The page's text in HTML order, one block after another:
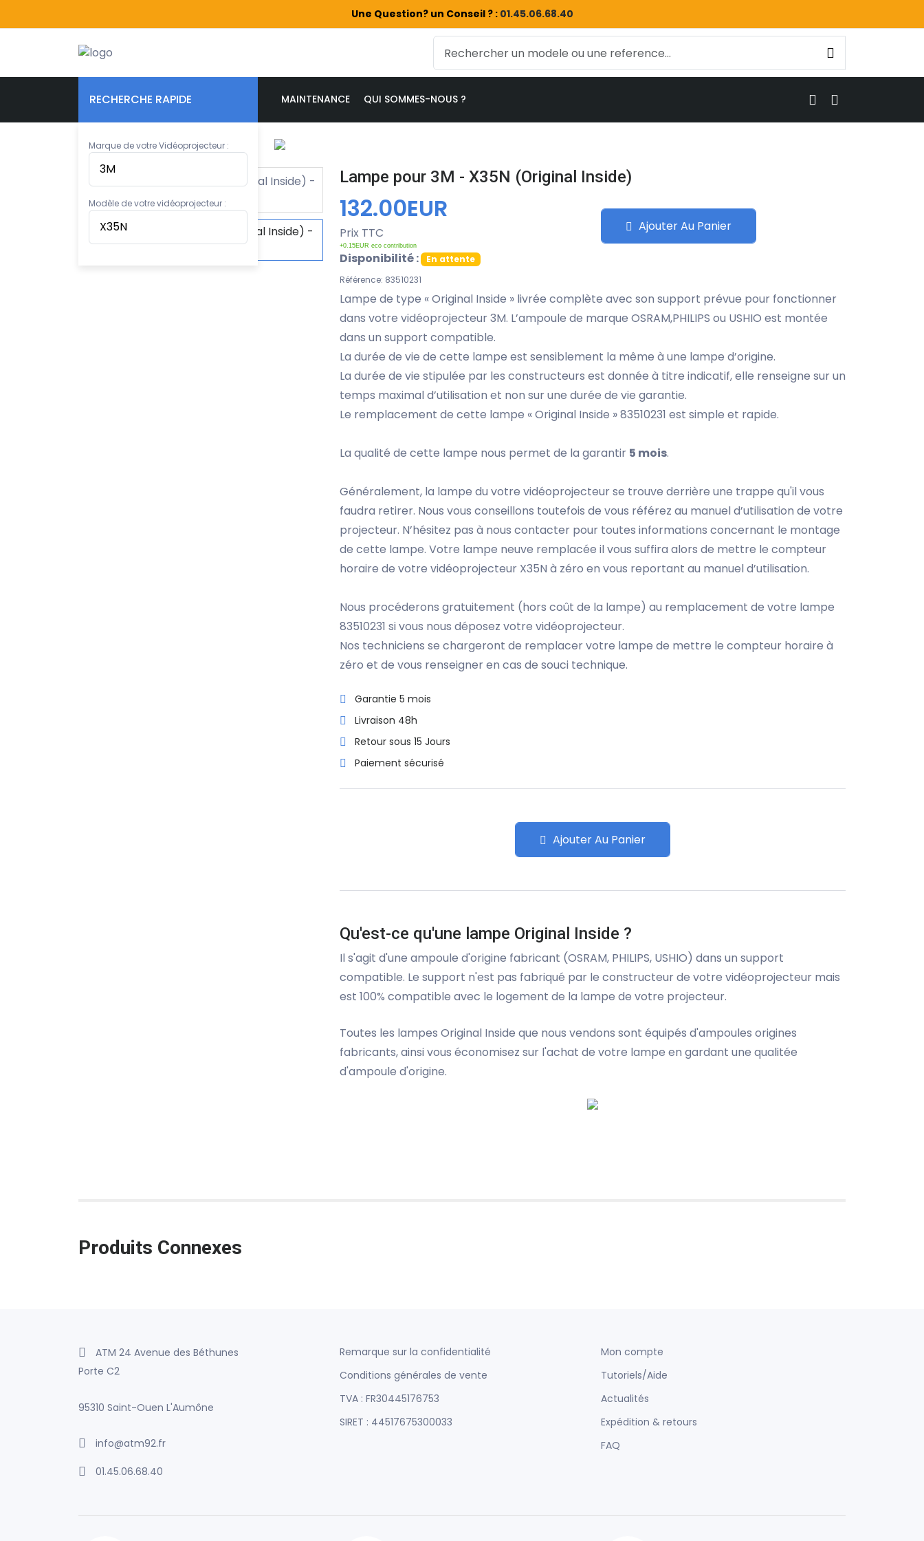
Une Question? un Conseil ? : 01.45.06.68.40
RECHERCHE RAPIDE
Marque de votre Vidéoprojecteur :
Modèle de votre vidéoprojecteur :
MAINTENANCE QUI SOMMES-NOUS ?
Lampe pour 3M - X35N (Original Inside)
132.00EUR
Prix TTC
+0.15EUR eco contribution
Disponibilité :
En attente
Référence: 83510231
Ajouter Au Panier
Lampe de type « Original Inside » livrée complète avec son support prévue pour fonctionner
dans votre vidéoprojecteur 3M. L’ampoule de marque OSRAM,PHILIPS ou USHIO est montée
dans un support compatible.
La durée de vie de cette lampe est sensiblement la même à une lampe d’origine.
La durée de vie stipulée par les constructeurs est donnée à titre indicatif, elle renseigne sur un
temps maximal d’utilisation et non sur une durée de vie garantie.
Le remplacement de cette lampe « Original Inside » 83510231 est simple et rapide.
La qualité de cette lampe nous permet de la garantir 5 mois.
Généralement, la lampe du votre vidéoprojecteur se trouve derrière une trappe qu'il vous
faudra retirer. Nous vous conseillons toutefois de vous référez au manuel d’utilisation de votre
projecteur. N’hésitez pas à nous contacter pour toutes informations concernant le montage
de cette lampe. Votre lampe neuve remplacée il vous suffira alors de mettre le compteur
horaire de votre vidéoprojecteur X35N à zéro en vous reportant au manuel d’utilisation.
Nous procéderons gratuitement (hors coût de la lampe) au remplacement de votre lampe
83510231 si vous nous déposez votre vidéoprojecteur.
Nos techniciens se chargeront de remplacer votre lampe de mettre le compteur horaire à
zéro et de vous renseigner en cas de souci technique.
Garantie 5 mois
Livraison 48h
Retour sous 15 Jours
Paiement sécurisé
Ajouter Au Panier
Qu'est-ce qu'une lampe Original Inside ?
Il s'agit d'une ampoule d'origine fabricant (OSRAM, PHILIPS, USHIO) dans un support
compatible. Le support n'est pas fabriqué par le constructeur de votre vidéoprojecteur mais
est 100% compatible avec le logement de la lampe de votre projecteur.
Toutes les lampes Original Inside que nous vendons sont équipés d'ampoules origines
fabricants, ainsi vous économisez sur l'achat de votre lampe en gardant une qualitée
d'ampoule d'origine.
Produits Connexes
ATM 24 Avenue des Béthunes
Porte C2
95310 Saint-Ouen L'Aumône
info@atm92.fr
01.45.06.68.40
Remarque sur la confidentialité
Conditions générales de vente
TVA : FR30445176753
SIRET : 44517675300033
Mon compte
Tutoriels/Aide
Actualités
Expédition & retours
FAQ